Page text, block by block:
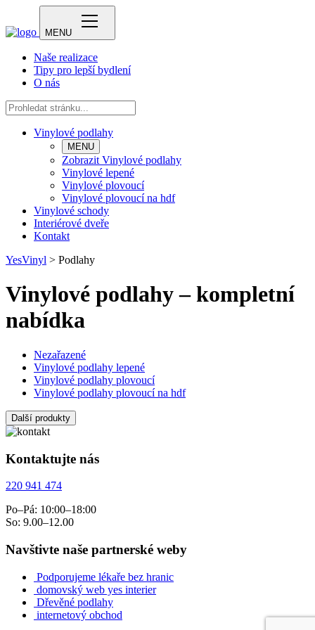
MENU
Naše realizace
Tipy pro lepší bydlení
O nás
Vinylové podlahy
MENU
Zobrazit Vinylové podlahy
Vinylové lepené
Vinylové plovoucí
Vinylové plovoucí na hdf
Vinylové schody
Interiérové dveře
Kontakt
YesVinyl > Podlahy
Vinylové podlahy – kompletní
nabídka
Nezařazené
Vinylové podlahy lepené
Vinylové podlahy plovoucí
Vinylové podlahy plovoucí na hdf
Další produkty
Kontaktujte nás
220 941 474
Po–Pá: 10:00–18:00
So: 9.00–12.00
Navštivte naše partnerské weby
Podporujeme lékaře bez hranic
domovský web yes interier
Dřevěné podlahy
internetový obchod